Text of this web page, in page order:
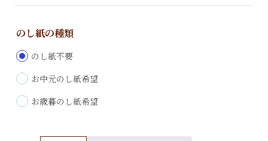
のし紙の種類
のし紙不要
お中元のし紙希望
お歳暮のし紙希望